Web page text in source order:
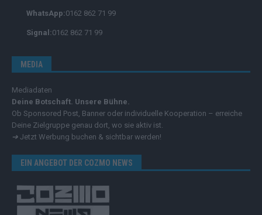
WhatsApp:0162 862 71 99
Signal:0162 862 71 99
MEDIA
Mediadaten
Deine Botschaft. Unsere Bühne.
Ob Sponsored Post, Banner oder individuelle Kooperation – erreiche
Deine Zielgruppe genau dort, wo sie aktiv ist.
➔ Jetzt Werbung buchen & sichtbar werden!
EIN ANGEBOT DER COZMO NEWS